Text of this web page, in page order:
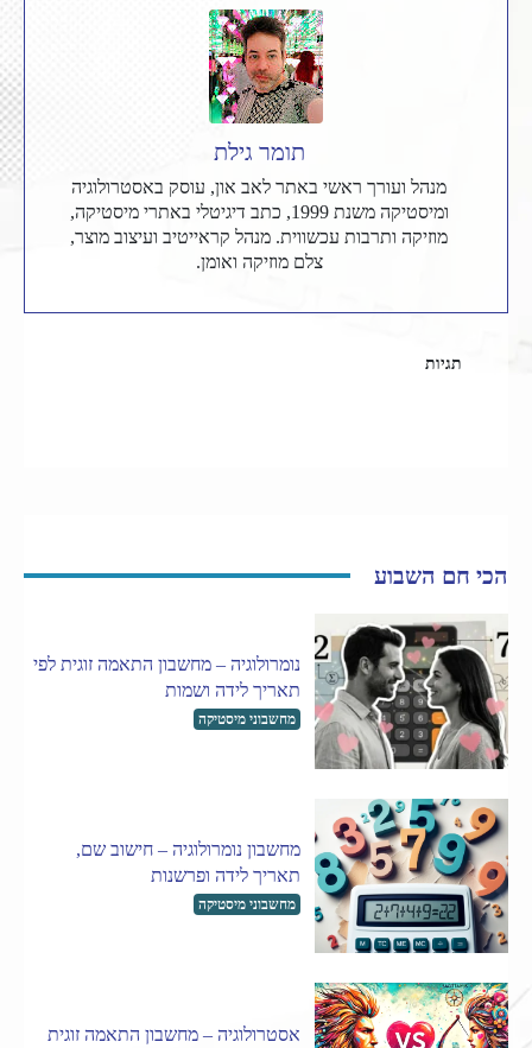
הכי חם השבוע
נומרולוגיה – מחשבון התאמה זוגית לפי
תאריך לידה ושמות
מחשבוני מיסטיקה
מחשבון נומרולוגיה – חישוב שם,
תאריך לידה ופרשנות
מחשבוני מיסטיקה
אסטרולוגיה – מחשבון התאמה זוגית
תומר גילת
מנהל ועורך ראשי באתר לאב און, עוסק באסטרולוגיה
ומיסטיקה משנת 1999, כתב דיגיטלי באתרי מיסטיקה,
מוזיקה ותרבות עכשווית. מנהל קראייטיב ועיצוב מוצר,
צלם מוזיקה ואומן.
תגיות